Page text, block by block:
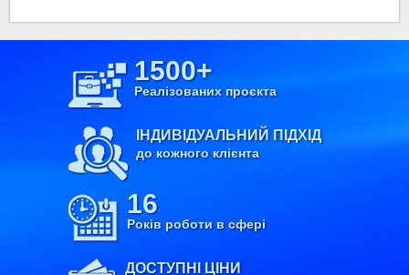
1500+
Реалізованих проєкта
ІНДИВІДУАЛЬНИЙ ПІДХІД
до кожного клієнта
16
Років роботи в сфері
ДОСТУПНІ ЦІНИ